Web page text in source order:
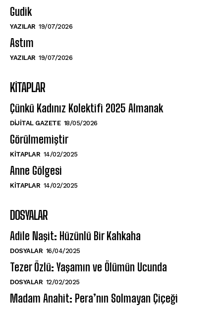
Gudik
YAZILAR 19/07/2026
Astım
YAZILAR 19/07/2026
KITAPLAR
Çünkü Kadınız Kolektifi 2025 Almanak
DIJITAL GAZETE 18/05/2026
Görülmemiştir
KITAPLAR 14/02/2025
Anne Gölgesi
KITAPLAR 14/02/2025
DOSYALAR
Adile Naşit: Hüzünlü Bir Kahkaha
DOSYALAR 16/04/2025
Tezer Özlü: Yaşamın ve Ölümün Ucunda
DOSYALAR 12/02/2025
Madam Anahit: Pera’nın Solmayan Çiçeği